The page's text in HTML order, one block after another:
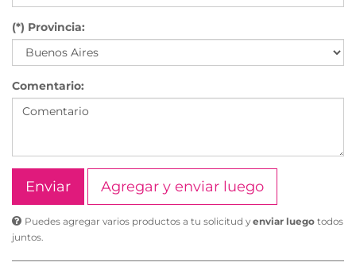
(*) Provincia:
Comentario:
Agregar y enviar luego
Puedes agregar varios productos a tu solicitud y enviar luego todos
juntos.